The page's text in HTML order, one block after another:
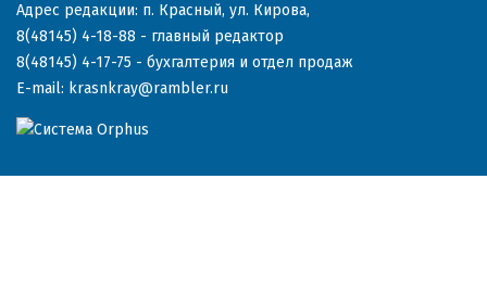
Адрес редакции: п. Красный, ул. Кирова,
8(48145) 4-18-88 - главный редактор
8(48145) 4-17-75 - бухгалтерия и отдел продаж
E-mail: krasnkray@rambler.ru